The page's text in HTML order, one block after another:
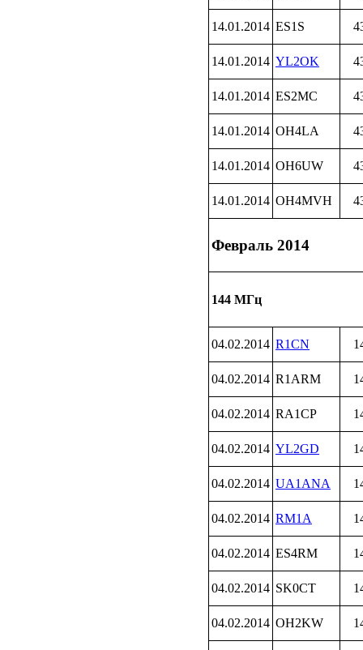
14.01.2014 ES1S
14.01.2014 YL2OK
14.01.2014 ES2MC
14.01.2014 OH4LA
14.01.2014 OH6UW
14.01.2014 OH4MVH
Февраль 2014
144 МГц
04.02.2014 R1CN
04.02.2014 R1ARM
04.02.2014 RA1CP
04.02.2014 YL2GD
04.02.2014 UA1ANA
04.02.2014 RM1A
04.02.2014 ES4RM
04.02.2014 SK0CT
04.02.2014 OH2KW